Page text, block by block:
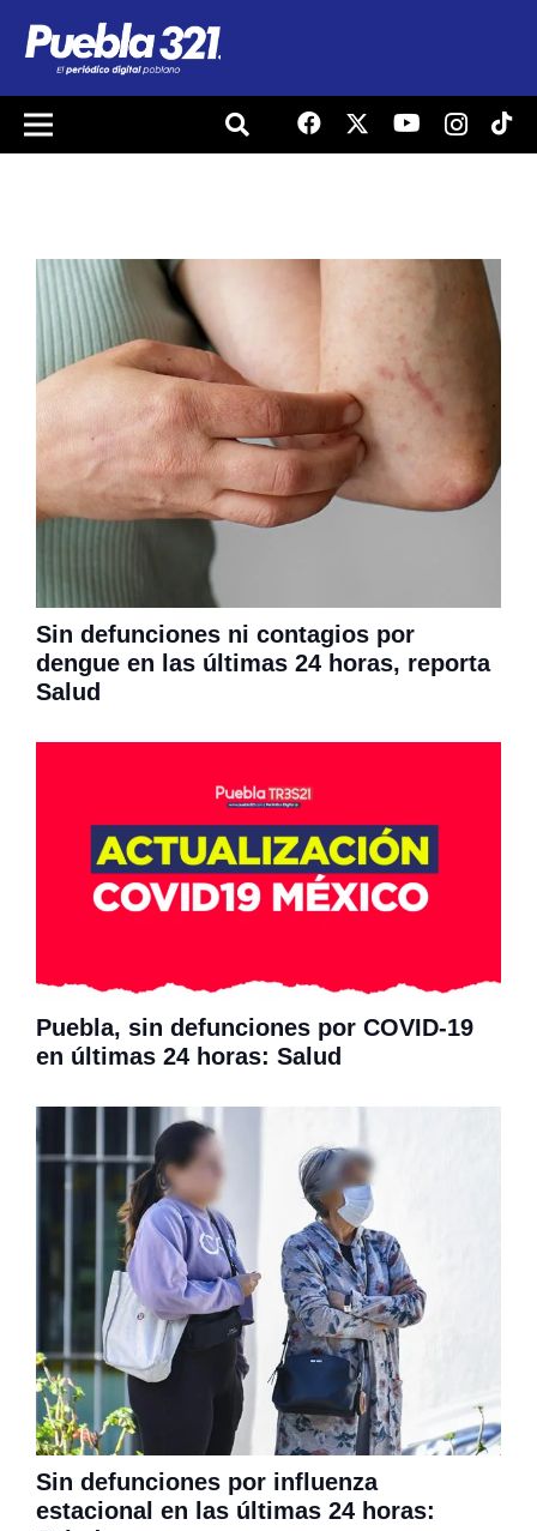
Sin defunciones ni contagios por
dengue en las últimas 24 horas, reporta
Salud
Puebla, sin defunciones por COVID-19
en últimas 24 horas: Salud
Sin defunciones por influenza
estacional en las últimas 24 horas: